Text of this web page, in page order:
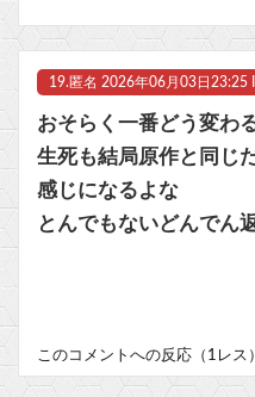
19. 匿名 2026年06月03日23:25
おそらく一番どう変わ
生死も結局原作と同じ
感じになるよな
とんでもないどんでん
このコメントへの反応（1レス